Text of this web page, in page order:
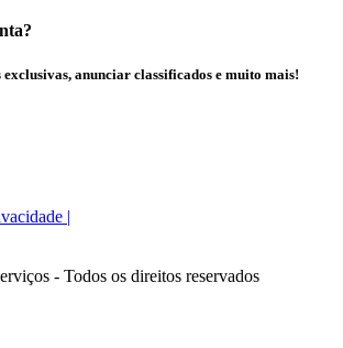
anunciar classificados e muito mais!
|
- Todos os direitos reservados